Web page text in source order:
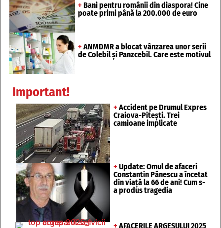
+ Bani pentru românii din diaspora! Cine
poate primi până la 200.000 de euro
+ ANMDMR a blocat vânzarea unor serii
de Colebil și Panzcebil. Care este motivul
Important!
+ Accident pe Drumul Expres
Craiova-Pitești. Trei
camioane implicate
+ Update: Omul de afaceri
Constantin Pănescu a încetat
din viață la 66 de ani! Cum s-
a produs tragedia
+ AFACERILE ARGEȘULUI 2025